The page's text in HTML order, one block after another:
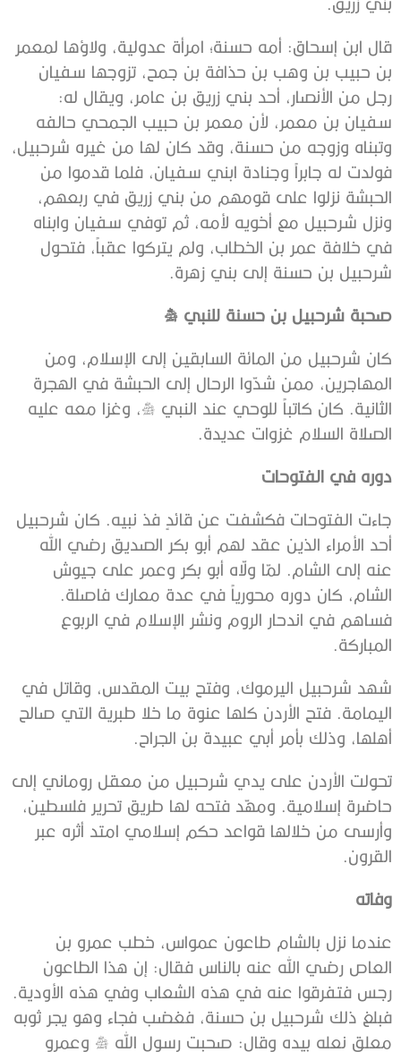
قال ابن إسحاق: أمه حسنة؛ امرأة عدولية، ولاؤها لمعمر
بن حبيب بن وهب بن حذافة بن جمح، تزوجها سفيان
رجل من الأنصار، أحد بني زريق بن عامر، ويقال له:
سفيان بن معمر، لأن معمر بن حبيب الجمحي حالفه
وتبناه وزوجه من حسنة، وقد كان لها من غيره شرحبيل،
فولدت له جابراً وجنادة ابني سفيان، فلما قدموا من
الحبشة نزلوا على قومهم من بني زريق في ربعهم،
ونزل شرحبيل مع أخويه لأمه، ثم توفي سفيان وابناه
في خلافة عمر بن الخطاب، ولم يتركوا عقباً، فتحول
شرحبيل بن حسنة إلى بني زهرة.
صحبة شرحبيل بن حسنة للنبي صلى الله عليه وسلم
كان شرحبيل من المائة السابقين إلى الإسلام، ومن
المهاجرين، ممن شدّوا الرحال إلى الحبشة في الهجرة
الثانية. كان كاتباً للوحي عند النبي صلى الله عليه وسلم، وغزا معه عليه
الصلاة السلام غزوات عديدة.
دوره في الفتوحات
جاءت الفتوحات فكشفت عن قائدٍ فذ نبيه. كان شرحبيل
أحد الأمراء الذين عقد لهم أبو بكر الصديق رضي الله
عنه إلى الشام. لمّا ولّاه أبو بكر وعمر على جيوش
الشام، كان دوره محورياً في عدة معارك فاصلة.
فساهم في اندحار الروم ونشر الإسلام في الربوع
المباركة.
شهد شرحبيل اليرموك، وفتح بيت المقدس، وقاتل في
اليمامة. فتح الأردن كلها عنوة ما خلا طبرية التي صالح
أهلها، وذلك بأمر أبي عبيدة بن الجراح.
تحولت الأردن على يدي شرحبيل من معقل روماني إلى
حاضرة إسلامية. ومهّد فتحه لها طريق تحرير فلسطين،
وأرسى من خلالها قواعد حكم إسلامي امتد أثره عبر
القرون.
وفاته
عندما نزل بالشام طاعون عمواس، خطب عمرو بن
العاص رضي الله عنه بالناس فقال: إن هذا الطاعون
رجس فتفرقوا عنه في هذه الشعاب وفي هذه الأودية.
فبلغ ذلك شرحبيل بن حسنة، فغضب فجاء وهو يجر ثوبه
معلق نعله بيده وقال: صحبت رسول الله صلى الله عليه وسلم وعمرو